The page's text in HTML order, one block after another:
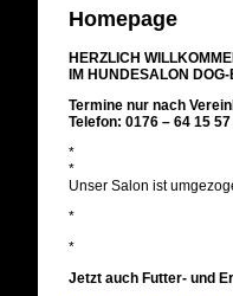
Homepage
HERZLICH
IM HUNDESALON
Termine nur nach
Telefon: 0176 – 64 15
*
*
Unser Salon ist
*
*
Jetzt auch Futter- und